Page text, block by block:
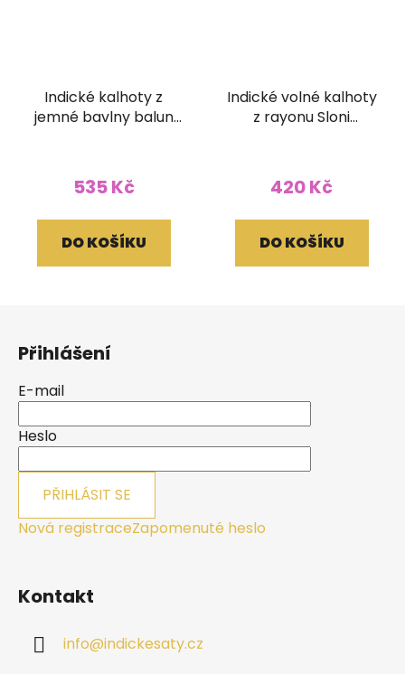
Indické kalhoty z
jemné bavlny balun
535 Kč
DO KOŠÍKU
Indické volné kalhoty
z rayonu Sloni
420 Kč
DO KOŠÍKU
Přihlášení
E-mail
Heslo
PŘIHLÁSIT SE
Nová registraceZapomenuté heslo
Kontakt
info@indickesaty.cz